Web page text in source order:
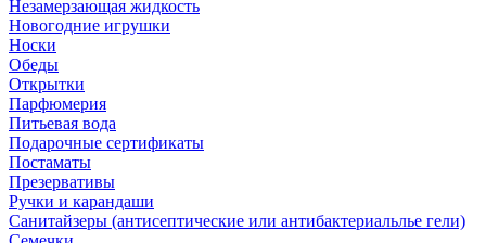
Незамерзающая жидкость
Новогодние игрушки
Носки
Обеды
Открытки
Парфюмерия
Питьевая вода
Подарочные сертификаты
Постаматы
Презервативы
Ручки и карандаши
Санитайзеры (антисептические или антибактериальлье гели)